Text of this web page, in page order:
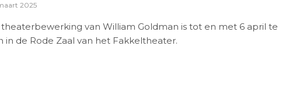
2025
theaterbewerking van William Goldman is tot en met 6 april te
in de Rode Zaal van het Fakkeltheater.